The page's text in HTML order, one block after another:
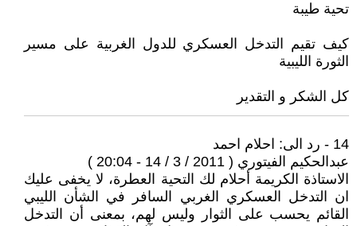
تحية طيبة
كيف تقيم التدخل العسكري للدول الغربية على مسير
الثورة الليبية
كل الشكر و التقدير
14 - رد الى: احلام احمد
عبدالحكيم الفيتوري ( 2011 / 3 / 14 - 20:04 )
الاستاذة الكريمة أحلام لك التحية العطرة، لا يخفى عليك
ان التدخل العسكري الغربي السافر في الشأن الليبي
القائم يحسب على الثوار وليس لهم، بمعنى أن التدخل